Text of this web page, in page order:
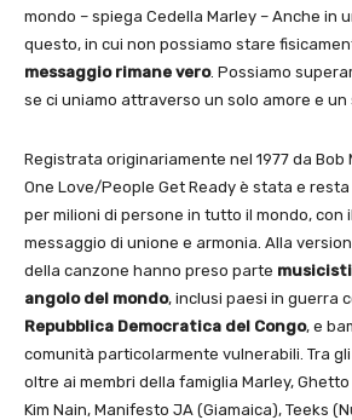
mondo – spiega Cedella Marley – Anche in
questo, in cui non possiamo stare
messaggio rimane vero. Possiamo
se ci uniamo attraverso un solo amore e un
Registrata originariamente nel 1977 da Bob
One Love/People Get Ready è stata e
per milioni di persone in tutto il mondo, con
messaggio di unione e armonia. Alla
della canzone hanno preso parte
angolo del mondo, inclusi paesi in guerra
Repubblica Democratica del Congo, e
comunità particolarmente vulnerabili. Tra
oltre ai membri della famiglia Marley,
Kim Nain, Manifesto JA (Giamaica), Teeks